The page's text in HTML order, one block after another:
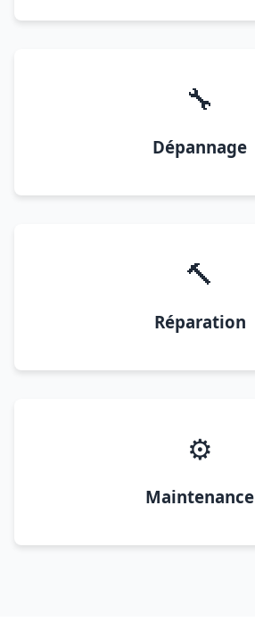
🔧
Dépannage
🔨
Réparation
⚙️
Maintenance